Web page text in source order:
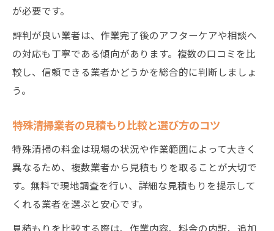
が必要です。
評判が良い業者は、作業完了後のアフターケアや相談へ
の対応も丁寧である傾向があります。複数の口コミを比
較し、信頼できる業者かどうかを総合的に判断しましょ
う。
特殊清掃業者の見積もり比較と選び方のコツ
特殊清掃の料金は現場の状況や作業範囲によって大きく
異なるため、複数業者から見積もりを取ることが大切で
す。無料で現地調査を行い、詳細な見積もりを提示して
くれる業者を選ぶと安心です。
見積もりを比較する際は、作業内容、料金の内訳、追加